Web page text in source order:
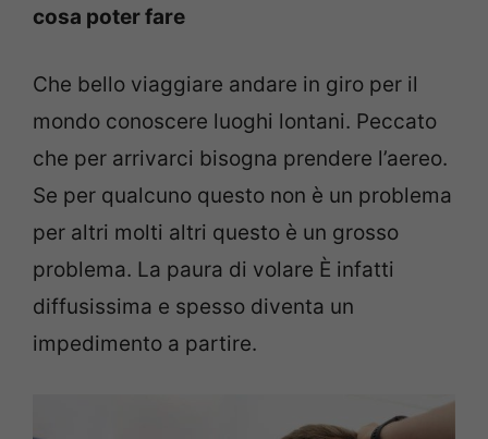
cosa poter fare
Che bello viaggiare andare in giro per il
mondo conoscere luoghi lontani. Peccato
che per arrivarci bisogna prendere l’aereo.
Se per qualcuno questo non è un problema
per altri molti altri questo è un grosso
problema. La paura di volare È infatti
diffusissima e spesso diventa un
impedimento a partire.